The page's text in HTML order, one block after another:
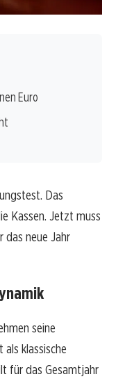
Euro
Das
Kassen. Jetzt muss
neue Jahr
seine
klassische
für das Gesamtjahr